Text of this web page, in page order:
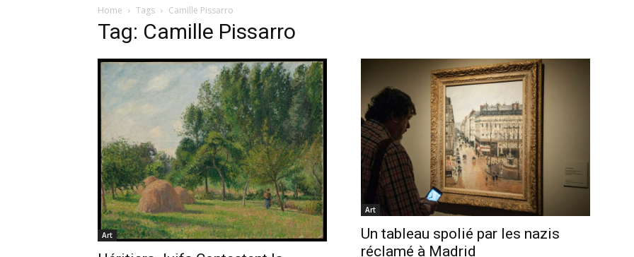
Home Tags Camille Pissarro
Tag: Camille Pissarro
Art
Art
Un tableau spolié par les nazis
réclamé à Madrid